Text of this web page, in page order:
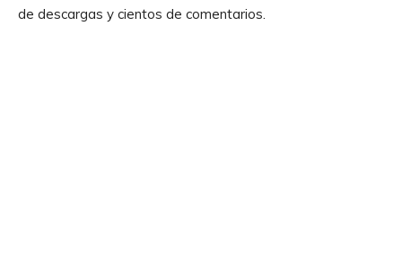
de descargas y cientos de comentarios.